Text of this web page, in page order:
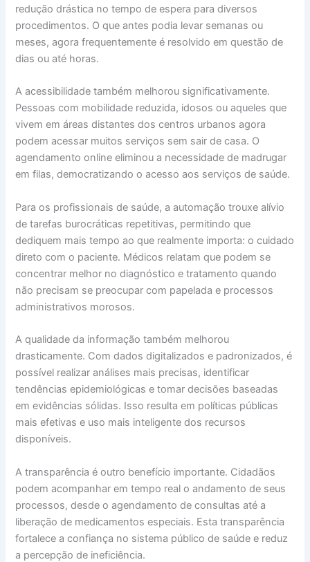
redução drástica no tempo de espera para diversos
procedimentos. O que antes podia levar semanas ou
meses, agora frequentemente é resolvido em questão de
dias ou até horas.
A acessibilidade também melhorou significativamente.
Pessoas com mobilidade reduzida, idosos ou aqueles que
vivem em áreas distantes dos centros urbanos agora
podem acessar muitos serviços sem sair de casa. O
agendamento online eliminou a necessidade de madrugar
em filas, democratizando o acesso aos serviços de saúde.
Para os profissionais de saúde, a automação trouxe alívio
de tarefas burocráticas repetitivas, permitindo que
dediquem mais tempo ao que realmente importa: o cuidado
direto com o paciente. Médicos relatam que podem se
concentrar melhor no diagnóstico e tratamento quando
não precisam se preocupar com papelada e processos
administrativos morosos.
A qualidade da informação também melhorou
drasticamente. Com dados digitalizados e padronizados, é
possível realizar análises mais precisas, identificar
tendências epidemiológicas e tomar decisões baseadas
em evidências sólidas. Isso resulta em políticas públicas
mais efetivas e uso mais inteligente dos recursos
disponíveis.
A transparência é outro benefício importante. Cidadãos
podem acompanhar em tempo real o andamento de seus
processos, desde o agendamento de consultas até a
liberação de medicamentos especiais. Esta transparência
fortalece a confiança no sistema público de saúde e reduz
a percepção de ineficiência.